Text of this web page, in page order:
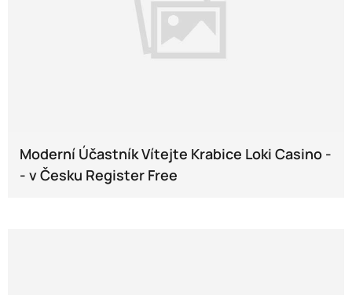
Moderní Účastník Vítejte Krabice Loki Casino -
- v Česku Register Free